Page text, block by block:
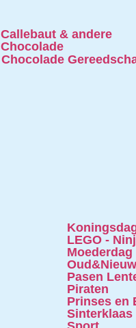
Callebaut & andere
Chocolade
Chocolade
LEGO -
Moederdag
Oud&Nieuw
Pasen
Piraten
Prinses en
Sinterklaas